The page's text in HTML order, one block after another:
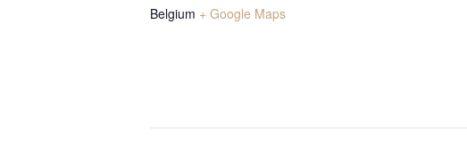
Belgium + Google Maps